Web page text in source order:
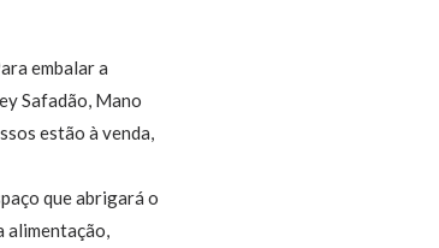
embalar a
Safadão, Mano
estão à venda,
que abrigará o
alimentação,